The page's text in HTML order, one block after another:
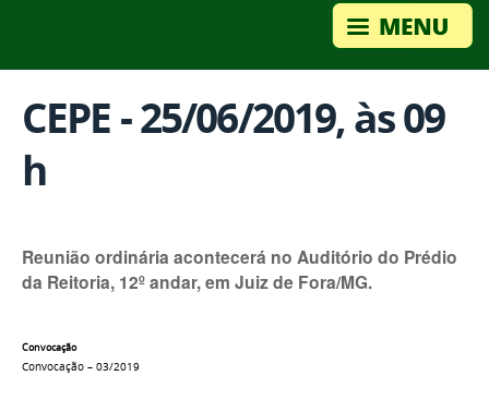
CEPE - 25/06/2019, às 09
h
Reunião ordinária acontecerá no Auditório do Prédio
da Reitoria, 12º andar, em Juiz de Fora/MG.
Convocação
Convocação – 03/2019